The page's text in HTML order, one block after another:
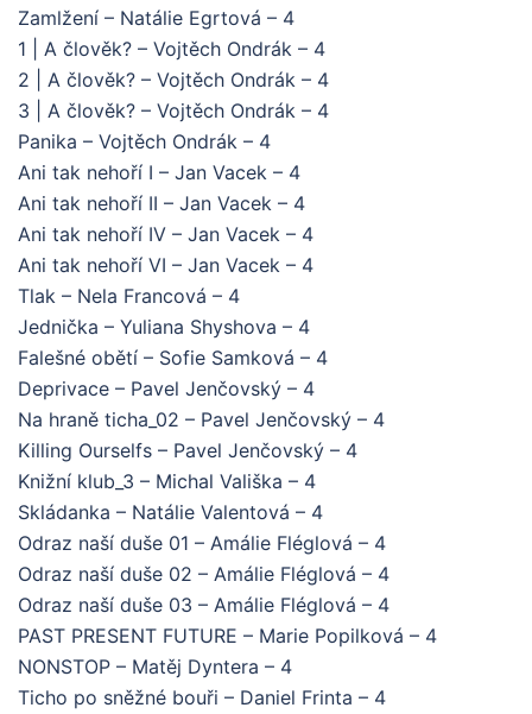
Zamlžení – Natálie Egrtová – 4
1 | A člověk? – Vojtěch Ondrák – 4
2 | A člověk? – Vojtěch Ondrák – 4
3 | A člověk? – Vojtěch Ondrák – 4
Panika – Vojtěch Ondrák – 4
Ani tak nehoří I – Jan Vacek – 4
Ani tak nehoří II – Jan Vacek – 4
Ani tak nehoří IV – Jan Vacek – 4
Ani tak nehoří VI – Jan Vacek – 4
Tlak – Nela Francová – 4
Jednička – Yuliana Shyshova – 4
Falešné obětí – Sofie Samková – 4
Deprivace – Pavel Jenčovský – 4
Na hraně ticha_02 – Pavel Jenčovský – 4
Killing Ourselfs – Pavel Jenčovský – 4
Knižní klub_3 – Michal Vališka – 4
Skládanka – Natálie Valentová – 4
Odraz naší duše 01 – Amálie Fléglová – 4
Odraz naší duše 02 – Amálie Fléglová – 4
Odraz naší duše 03 – Amálie Fléglová – 4
PAST PRESENT FUTURE – Marie Popilková – 4
NONSTOP – Matěj Dyntera – 4
Ticho po sněžné bouři – Daniel Frinta – 4